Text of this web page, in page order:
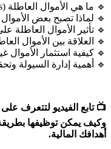
🔹 ما هي الأموال العاطلة (Idle Funds).
🔹 لماذا تصبح بعض
🔹 تأثير الأموال العاطلة
🔹 العلاقة بين الأموال
🔹 كيفية استثمار الأموال
🔹 أهمية إدارة السيولة
📺 تابع الفيديو لتتعرف
وكيف يمكن توظيفها
أهدافك المالية.